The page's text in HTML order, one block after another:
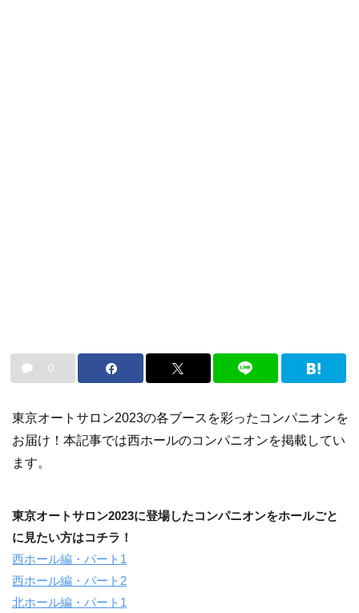
0
東京オートサロン2023の各ブースを彩ったコンパニオンを
お届け！本記事では西ホールのコンパニオンを掲載してい
ます。
東京オートサロン2023に登場したコンパニオンをホールごと
に見たい方はコチラ！
西ホール編・パート1
西ホール編・パート2
北ホール編・パート1